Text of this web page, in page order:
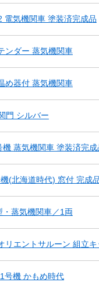
気機関車 塗装済完成品
ンダー 蒸気機関車
め器付 蒸気機関車
門 シルバー
機 蒸気機関車 塗装済完成
(北海道時代) 窓付 完成
・蒸気機関車／1両
リエントサルーン 組立キ
機 かもめ時代